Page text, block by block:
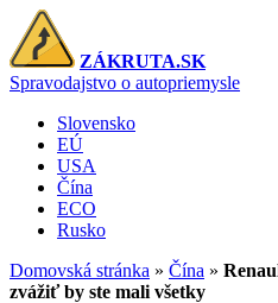
ZÁKRUTA.SK
Spravodajstvo o autopriemysle
Slovensko
EÚ
USA
Čína
ECO
Rusko
Domovská stránka » Čína »
zvážiť by ste mali všetky